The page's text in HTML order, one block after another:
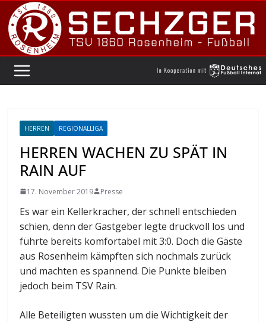
Zum
Inhalt
springen
HERREN REGIONALLIGA
HERREN WACHEN ZU SPÄT IN
RAIN AUF
17. November 2019 Presse
Es war ein Kellerkracher, der schnell entschieden
schien, denn der Gastgeber legte druckvoll los und
führte bereits komfortabel mit 3:0. Doch die Gäste
aus Rosenheim kämpften sich nochmals zurück
und machten es spannend. Die Punkte bleiben
jedoch beim TSV Rain.
Alle Beteiligten wussten um die Wichtigkeit der